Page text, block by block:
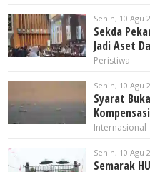
Senin, 10 Agu
Sekda
Jadi Aset
Peristiwa
Senin, 10 Agu
Syarat
Internasional
Senin, 10 Agu
Semarak